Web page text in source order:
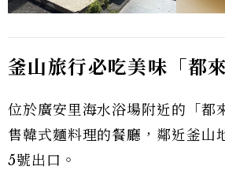
釜山旅行必吃美味「都來
位於廣安里海水浴場附近的「都
售韓式麵料理的餐廳，鄰近釜山
5號出口。